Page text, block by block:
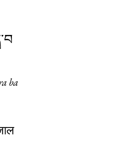
ba